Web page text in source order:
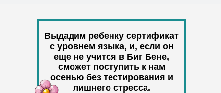
Выдадим ребенку сертификат
с уровнем языка, и, если он
еще не учится в Биг Бене,
сможет поступить к нам
осенью без тестирования и
лишнего стресса.